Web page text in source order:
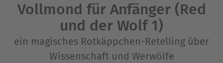
Vollmond für Anfänger (Red
und der Wolf 1)
ein magisches Rotkäppchen-Retelling über
Wissenschaft und Werwölfe